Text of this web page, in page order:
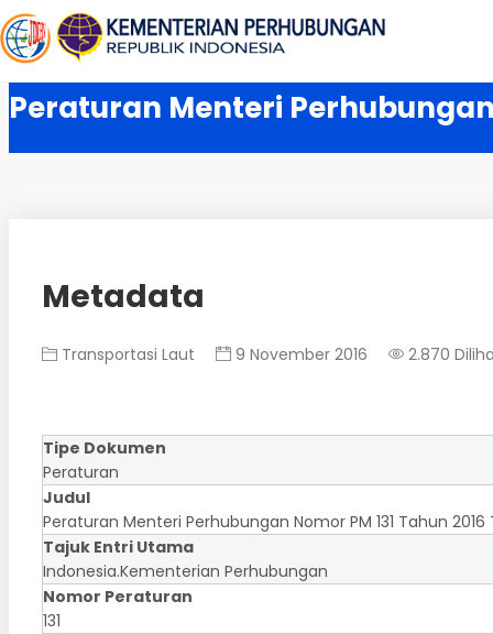
Peraturan Menteri Perhubungan
Metadata
Transportasi Laut 9 November 2016 2.870
Tipe Dokumen
Peraturan
Judul
Peraturan Menteri Perhubungan Nomor PM 131 Tahun
Tajuk Entri Utama
Indonesia.Kementerian Perhubungan
Nomor Peraturan
131